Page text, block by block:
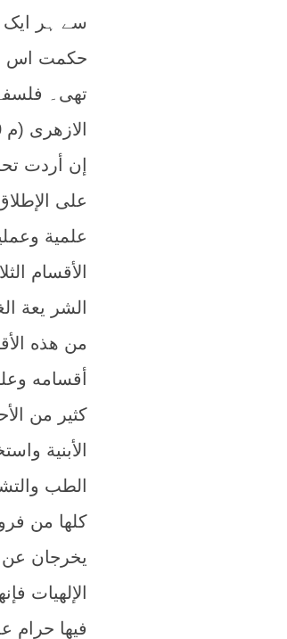
سے ہر ایک
حکمت اس
تھی۔
الازھری (م 1250 ھ) کا درج ذیل اقتباس اس بات کو واضح کرنے والا ہے:
إن أردت
على
علمية
الأقسام
الشر يعة
من هذه
أقسامه
كثير من
الأبنية
الطب
كلها من
يخرجان عن
الإلهيات
فيها حرام